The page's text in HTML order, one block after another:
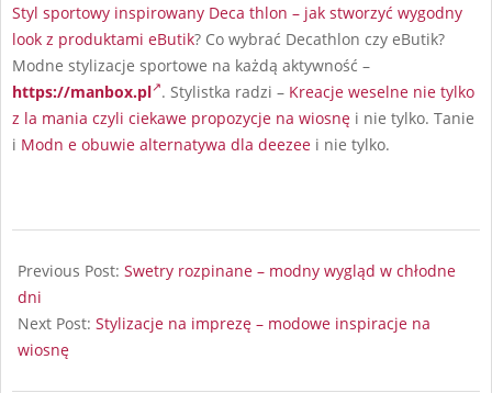
Styl sportowy inspirowany Deca thlon – jak stworzyć wygodny
look z produktami eButik? Co wybrać Decathlon czy eButik?
Modne stylizacje sportowe na każdą aktywność –
https://manbox.pl . Stylistka radzi – Kreacje weselne nie tylko
z la mania czyli ciekawe propozycje na wiosnę i nie tylko. Tanie
i Modn e obuwie alternatywa dla deezee i nie tylko.
03-
25
Previous Post: Swetry rozpinane – modny wygląd w chłodne
dni
Next Post: Stylizacje na imprezę – modowe inspiracje na
wiosnę